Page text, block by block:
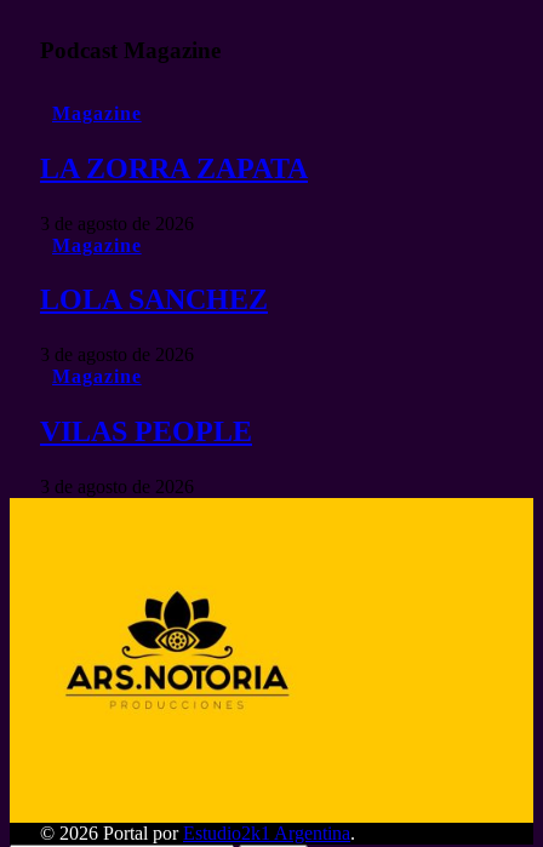
Podcast Magazine
Magazine
LA ZORRA ZAPATA
3 de agosto de 2026
Magazine
LOLA SANCHEZ
3 de agosto de 2026
Magazine
VILAS PEOPLE
3 de agosto de 2026
© 2026 Portal porEstudio2k1 Argentina.